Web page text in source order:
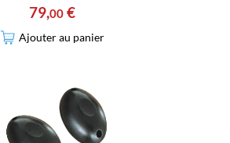
79,00 €
Ajouter au panier